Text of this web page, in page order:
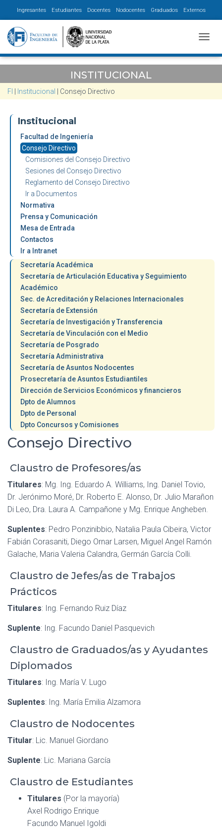
Ingresantes Estudiantes Docentes Nodocentes Graduados Externos
INSTITUCIONAL
FI Institucional Consejo Directivo
Institucional
Facultad de Ingeniería
Consejo Directivo
Comisiones del Consejo Directivo
Sesiones del Consejo Directivo
Reglamento del Consejo Directivo
Ir a Documentos
Normativa
Prensa y Comunicación
Mesa de Entrada
Contactos
Ir a Intranet
Secretaría Académica
Secretaría de Articulación Educativa y Seguimiento
Académico
Sec. de Acreditación y Relaciones Internacionales
Secretaría de Extensión
Secretaría de Investigación y Transferencia
Secretaría de Vinculación con el Medio
Secretaría de Posgrado
Secretaría Administrativa
Secretaría de Asuntos Nodocentes
Prosecretaría de Asuntos Estudiantiles
Dirección de Servicios Económicos y financieros
Dpto de Alumnos
Dpto de Personal
Dpto Concursos y Comisiones
Consejo Directivo
Claustro de Profesores/as
Titulares: Mg. Ing. Eduardo A. Williams, Ing. Daniel Tovio,
Dr. Jerónimo Moré, Dr. Roberto E. Alonso, Dr. Julio Marañon
Di Leo, Dra. Laura A. Campañone y Mg. Enrique Angheben.
Suplentes: Pedro Ponzinibbio, Natalia Paula Cibeira, Victor
Fabián Corasaniti, Diego Ornar Larsen, Miguel Angel Ramón
Galache, Maria Valeria Calandra, Germán García Colli.
Claustro de Jefes/as de Trabajos
Prácticos
Titulares: Ing. Fernando Ruiz Díaz
Suplente: Ing. Facundo Daniel Pasquevich
Claustro de Graduados/as y Ayudantes
Diplomados
Titulares: Ing. María V. Lugo
Suplentes: Ing. María Emilia Alzamora
Claustro de Nodocentes
Titular: Lic. Manuel Giordano
Suplente: Lic. Mariana García
Claustro de Estudiantes
Titulares (Por la mayoría)
Axel Rodrigo Enrique
Facundo Manuel Igoldi